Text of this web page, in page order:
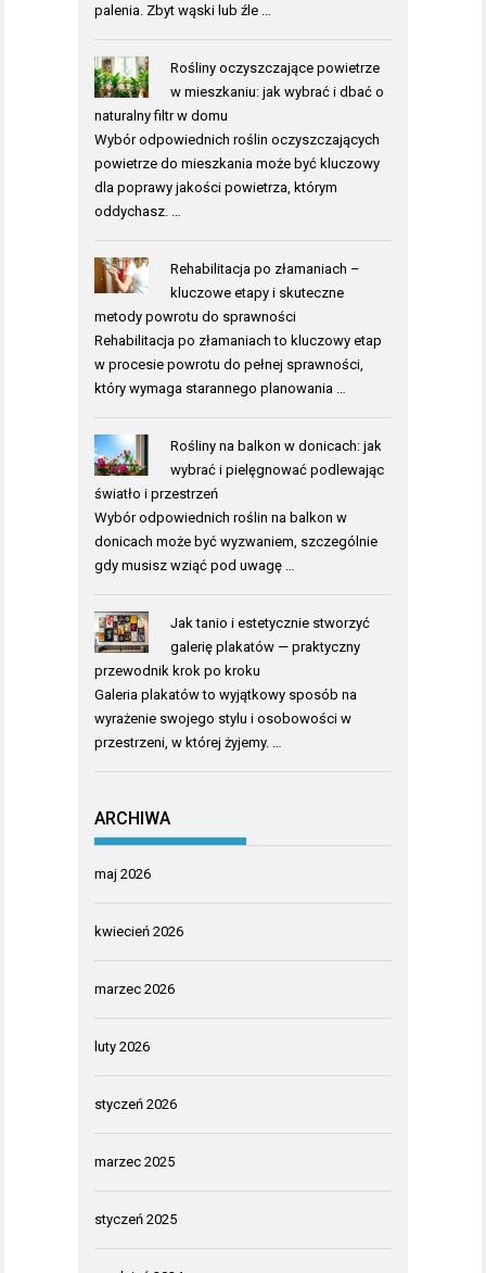
palenia. Zbyt wąski lub źle …
Rośliny oczyszczające powietrze
w mieszkaniu: jak wybrać i dbać o
naturalny filtr w domu
Wybór odpowiednich roślin oczyszczających
powietrze do mieszkania może być kluczowy
dla poprawy jakości powietrza, którym
oddychasz. …
Rehabilitacja po złamaniach –
kluczowe etapy i skuteczne
metody powrotu do sprawności
Rehabilitacja po złamaniach to kluczowy etap
w procesie powrotu do pełnej sprawności,
który wymaga starannego planowania …
Rośliny na balkon w donicach: jak
wybrać i pielęgnować podlewając
światło i przestrzeń
Wybór odpowiednich roślin na balkon w
donicach może być wyzwaniem, szczególnie
gdy musisz wziąć pod uwagę …
Jak tanio i estetycznie stworzyć
galerię plakatów — praktyczny
przewodnik krok po kroku
Galeria plakatów to wyjątkowy sposób na
wyrażenie swojego stylu i osobowości w
przestrzeni, w której żyjemy. …
ARCHIWA
maj 2026
kwiecień 2026
marzec 2026
luty 2026
styczeń 2026
marzec 2025
styczeń 2025